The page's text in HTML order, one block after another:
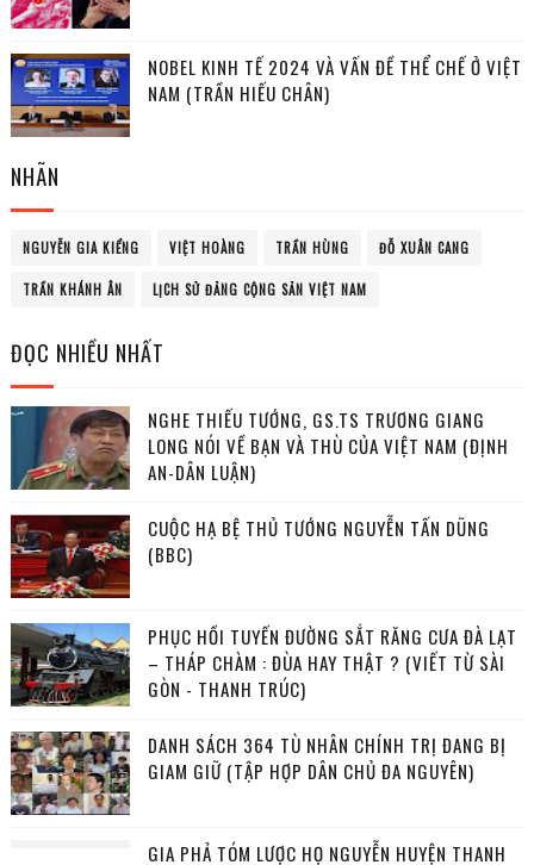
NOBEL KINH TẾ 2024 VÀ VẤN ĐỀ THỂ CHẾ Ở VIỆT
NAM (TRẦN HIẾU CHÂN)
NHÃN
NGUYỄN GIA KIỂNG VIỆT HOÀNG TRẦN HÙNG ĐỖ XUÂN CANG
TRẦN KHÁNH ÂN LỊCH SỬ ĐẢNG CỘNG SẢN VIỆT NAM
ĐỌC NHIỀU NHẤT
NGHE THIẾU TƯỚNG, GS.TS TRƯƠNG GIANG
LONG NÓI VỀ BẠN VÀ THÙ CỦA VIỆT NAM (ĐỊNH
AN-DÂN LUẬN)
CUỘC HẠ BỆ THỦ TƯỚNG NGUYỄN TẤN DŨNG
(BBC)
PHỤC HỒI TUYẾN ĐƯỜNG SẮT RĂNG CƯA ĐÀ LẠT
– THÁP CHÀM : ĐÙA HAY THẬT ? (VIẾT TỪ SÀI
GÒN - THANH TRÚC)
DANH SÁCH 364 TÙ NHÂN CHÍNH TRỊ ĐANG BỊ
GIAM GIỮ (TẬP HỢP DÂN CHỦ ĐA NGUYÊN)
GIA PHẢ TÓM LƯỢC HỌ NGUYỄN HUYỆN THANH